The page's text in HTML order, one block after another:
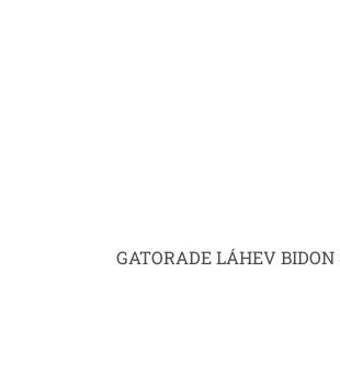
GATORADE LÁHEV BIDON